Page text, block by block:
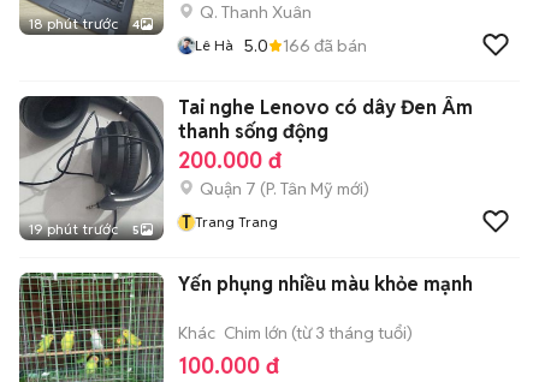
18 phút trước 4
Q. Thanh Xuân
Lê Hà 5.0 166 đã bán
19 phút trước 5
Tai nghe Lenovo có dây Đen Âm
thanh sống động
200.000 đ
Quận 7 (P. Tân Mỹ mới)
T Trang Trang
Yến phụng nhiều màu khỏe mạnh
Khác Chim lớn (từ 3 tháng tuổi)
100.000 đ